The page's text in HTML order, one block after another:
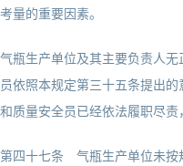
考量的重要因素。
气瓶生产单位及其主要负责人
员依照本规定第三十五条提出
和质量安全员已经依法履职尽责
第四十七条 气瓶生产单位未按